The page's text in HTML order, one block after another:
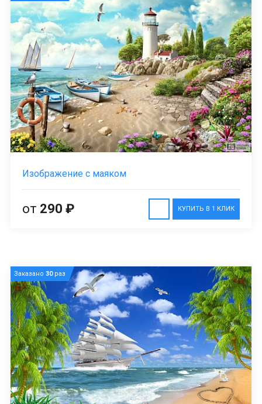
Изображение с маяком
КУПИТЬ В 1 КЛИК
от 290 ₽
Заказано 30раз